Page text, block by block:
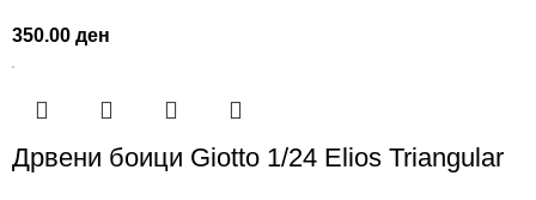
350.00ден
Дрвени боици Giotto 1/24 Elios Triangular